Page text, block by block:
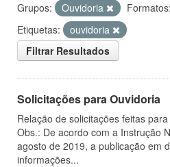
Grupos: Ouvidoria Formatos:
Etiquetas:
ouvidoria
Filtrar Resultados
Solicitações para Ouvidoria
Relação de solicitações feitas
Obs.: De acordo com a Instrução
agosto de 2019, a publicação em
informações...